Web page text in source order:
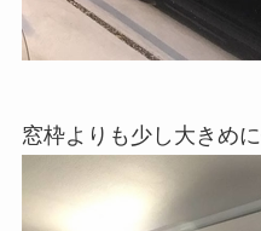
窓枠よりも少し大きめ